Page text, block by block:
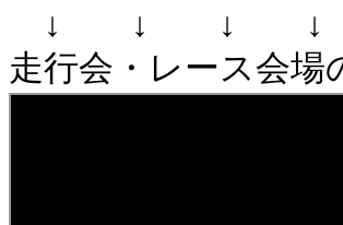
↓ ↓ ↓
走行会・レース会場